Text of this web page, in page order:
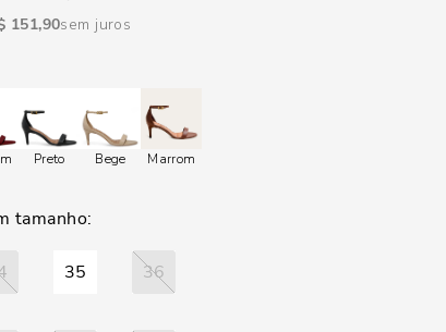
151,90sem juros
Preto Bege Marrom
35 36